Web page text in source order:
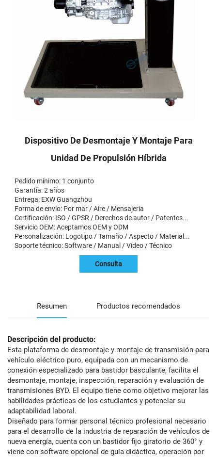
Dispositivo De Desmontaje Y Montaje Para
Unidad De Propulsión Híbrida
Pedido mínimo: 1 conjunto
Garantía: 2 años
Entrega: EXW Guangzhou
Forma de envío: Por mar / Aire / Mensajería
Certificación: ISO / GPSR / Derechos de autor / Patentes...
Servicio OEM: Aceptamos OEM y ODM
Personalización: Logotipo / Tamaño / Aspecto / Material...
Soporte técnico: Software / Manual / Vídeo / Técnico
Consulta
Resumen Productos recomendados
Descripción del producto:
Esta plataforma de desmontaje y montaje de transmisión para
vehículo eléctrico puro, equipada con un mecanismo de
conexión especializado para bastidor basculante, facilita el
desmontaje, montaje, inspección, reparación y evaluación de
transmisiones BYD. El equipo tiene como objetivo mejorar las
habilidades prácticas de los estudiantes y potenciar su
adaptabilidad laboral.
Diseñado para formar personal técnico profesional necesario
para el desarrollo de la industria de reparación de vehículos de
nueva energía, cuenta con un bastidor fijo giratorio de 360° y
viene con software opcional de guía didáctica, operación por